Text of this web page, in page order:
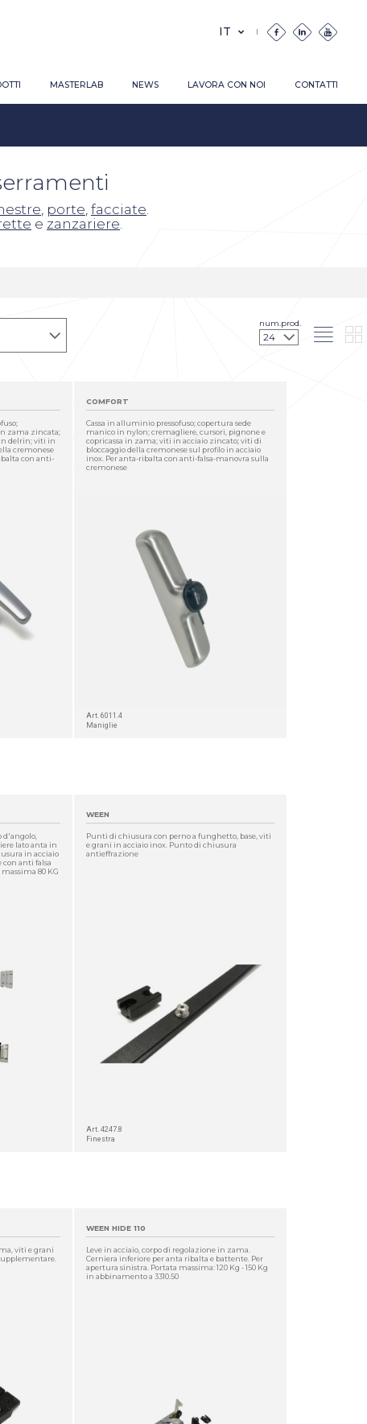
MASTERLAB NEWS LAVORA CON NOI CONTATTI
, porte, facciate.
e zanzariere.
num.prod.
zama zincata;
delrin; viti in
cremonese
con anti-
COMFORT
Cassa in alluminio pressofuso; copertura sede
manico in nylon; cremagliere, cursori, pignone e
copricassa in zama; viti in acciaio zincato; viti di
bloccaggio della cremonese sul profilo in acciaio
inox. Per anta-ribalta con anti-falsa-manovra sulla
cremonese
Art. 6011.4
Maniglie
d'angolo,
lato anta in
in acciaio
con anti falsa
80 KG
WEEN
Punti di chiusura con perno a funghetto, base, viti
e grani in acciaio inox. Punto di chiusura
antieffrazione
Art. 4247.8
Finestra
viti e grani
WEEN HIDE 110
Leve in acciaio, corpo di regolazione in zama.
Cerniera inferiore per anta ribalta e battente. Per
apertura sinistra. Portata massima: 120 Kg - 150 Kg
in abbinamento a 3310.50